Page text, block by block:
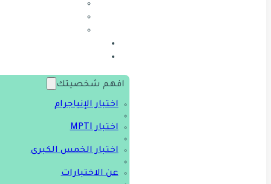
افهم شخصيتك
اختبار الإنياجرام
اختبار MPTI
اختبار الخمس الكبرى
عن الاختبارات